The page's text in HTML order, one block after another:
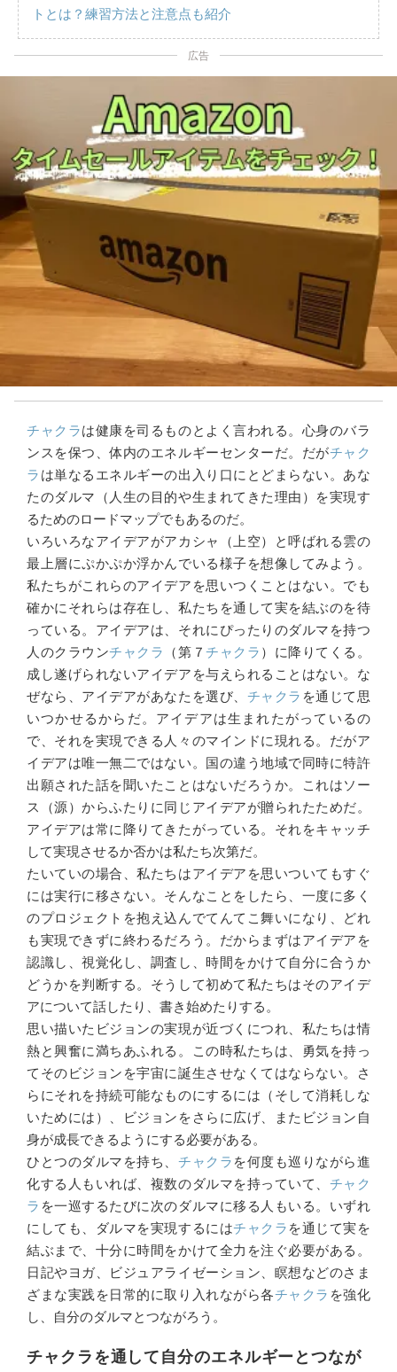
トとは？練習方法と注意点も紹介
広告
チャクラは健康を司るものとよく言われる。心身のバラ
ンスを保つ、体内のエネルギーセンターだ。だがチャク
ラ は単なるエネルギーの出入り口にとどまらない。あな
たのダルマ（人生の目的や生まれてきた理由）を実現す
るためのロードマップでもあるのだ。
いろいろなアイデアがアカシャ（上空）と呼ばれる雲の
最上層にぷかぷか浮かんでいる様子を想像してみよう。
私たちがこれらのアイデアを思いつくことはない。でも
確かにそれらは存在し、私たちを通して実を結ぶのを待
っている。アイデアは、それにぴったりのダルマを持つ
人のクラウンチャクラ （第７チャクラ ）に降りてくる。
成し遂げられないアイデアを与えられることはない。な
ぜなら、アイデアがあなたを選び、 チャクラ を通じて思
いつかせるからだ。アイデアは生まれたがっているの
で、それを実現できる人々のマインドに現れる。だがア
イデアは唯一無二ではない。国の違う地域で同時に特許
出願された話を聞いたことはないだろうか。これはソー
ス（源）からふたりに同じアイデアが贈られたためだ。
アイデアは常に降りてきたがっている。それをキャッチ
して実現させるか否かは私たち次第だ。
たいていの場合、私たちはアイデアを思いついてもすぐ
には実行に移さない。そんなことをしたら、一度に多く
のプロジェクトを抱え込んでてんてこ舞いになり、どれ
も実現できずに終わるだろう。だからまずはアイデアを
認識し、視覚化し、調査し、時間をかけて自分に合うか
どうかを判断する。そうして初めて私たちはそのアイデ
アについて話したり、書き始めたりする。
思い描いたビジョンの実現が近づくにつれ、私たちは情
熱と興奮に満ちあふれる。この時私たちは、勇気を持っ
てそのビジョンを宇宙に誕生させなくてはならない。さ
らにそれを持続可能なものにするには（そして消耗しな
いためには）、ビジョンをさらに広げ、またビジョン自
身が成長できるようにする必要がある。
ひとつのダルマを持ち、 チャクラ を何度も巡りながら進
化する人もいれば、複数のダルマを持っていて、 チャク
ラ を一巡するたびに次のダルマに移る人もいる。いずれ
にしても、ダルマを実現するにはチャクラ を通じて実を
結ぶまで、十分に時間をかけて全力を注ぐ必要がある。
日記やヨガ、ビジュアライゼーション、瞑想などのさま
ざまな実践を日常的に取り入れながら各チャクラ を強化
し、自分のダルマとつながろう。
チャクラを通して自分のエネルギーとつなが